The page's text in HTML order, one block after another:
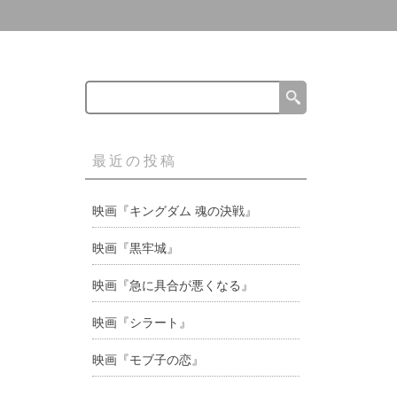
最近の投稿
映画『キングダム 魂の決戦』
映画『黒牢城』
映画『急に具合が悪くなる』
映画『シラート』
映画『モブ子の恋』